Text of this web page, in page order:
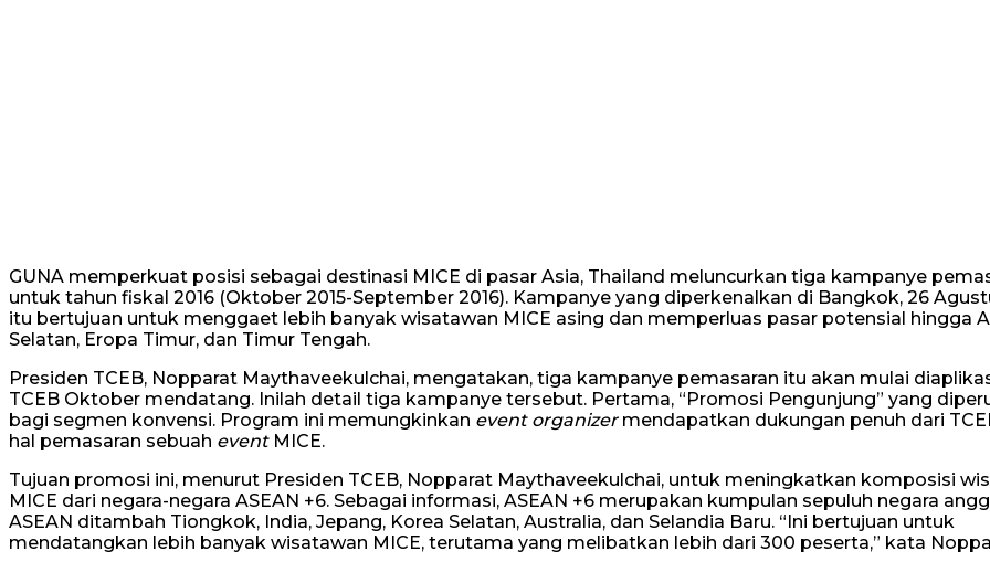
GUNA memperkuat posisi sebagai destinasi MICE di pasar Asia, Thailand meluncurkan tiga kampanye
untuk tahun fiskal 2016 (Oktober 2015-September 2016). Kampanye yang diperkenalkan di Bangkok, 26
itu bertujuan untuk menggaet lebih banyak wisatawan MICE asing dan memperluas pasar potensial hingga
Selatan, Eropa Timur, dan Timur Tengah.
Presiden TCEB, Nopparat Maythaveekulchai, mengatakan, tiga kampanye pemasaran itu akan mulai
TCEB Oktober mendatang. Inilah detail tiga kampanye tersebut. Pertama, “Promosi Pengunjung” yang
bagi segmen konvensi. Program ini memungkinkan event organizermendapatkan dukungan penuh dari
hal pemasaran sebuah eventMICE.
Tujuan promosi ini, menurut Presiden TCEB, Nopparat Maythaveekulchai, untuk meningkatkan komposisi
MICE dari negara-negara ASEAN +6. Sebagai informasi, ASEAN +6 merupakan kumpulan sepuluh negara
ASEAN ditambah Tiongkok, India, Jepang, Korea Selatan, Australia, dan Selandia Baru. “Ini bertujuan untuk
mendatangkan lebih banyak wisatawan MICE, terutama yang melibatkan lebih dari 300 peserta,” kata